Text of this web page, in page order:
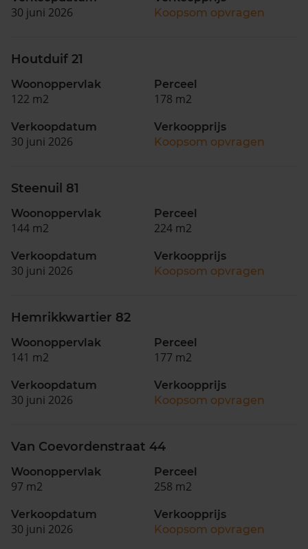
30 juni 2026
Koopsom opvragen
Houtduif 21
Woonoppervlak
122 m2
Perceel
178 m2
Verkoopdatum
30 juni 2026
Verkoopprijs
Koopsom opvragen
Steenuil 81
Woonoppervlak
144 m2
Perceel
224 m2
Verkoopdatum
30 juni 2026
Verkoopprijs
Koopsom opvragen
Hemrikkwartier 82
Woonoppervlak
141 m2
Perceel
177 m2
Verkoopdatum
30 juni 2026
Verkoopprijs
Koopsom opvragen
Van Coevordenstraat 44
Woonoppervlak
97 m2
Perceel
258 m2
Verkoopdatum
30 juni 2026
Verkoopprijs
Koopsom opvragen